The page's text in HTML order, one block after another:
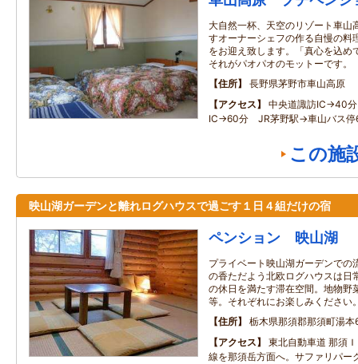
大自然一杯、天空のリゾート車山
すオーナーシェフの作る自慢の料
をお迎え致します。「真心を込め
それがパオパオのモットーです。
住所
長野県茅野市車山高原
アクセス
中央道諏訪IC→40
IC→60分 JR茅野駅→車山バス停
この施
映山湖ガーデンと離れログハウスで過ごす１日４組だけの宿
ペンション 映山湖
プライベート映山湖ガーデンでの
の香ただよう北欧ログハウスは日
の休日を満たす滞在空間。地物野
等。それぞれにお楽しみください
住所
栃木県那須郡那須町湯
アクセス
東北自動車道 那須
線を那須岳方面へ。サファリパー